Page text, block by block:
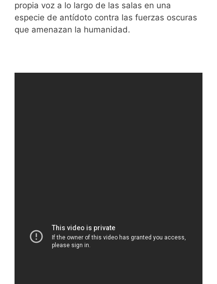
propia voz a lo largo de las salas en una
especie de antídoto contra las fuerzas oscuras
que amenazan la humanidad.